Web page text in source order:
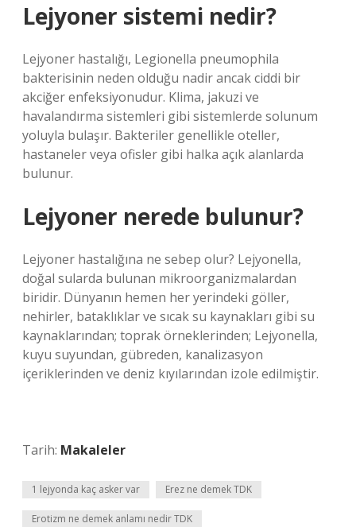
Lejyoner sistemi nedir?
Lejyoner hastalığı, Legionella pneumophila
bakterisinin neden olduğu nadir ancak ciddi bir
akciğer enfeksiyonudur. Klima, jakuzi ve
havalandırma sistemleri gibi sistemlerde solunum
yoluyla bulaşır. Bakteriler genellikle oteller,
hastaneler veya ofisler gibi halka açık alanlarda
bulunur.
Lejyoner nerede bulunur?
Lejyoner hastalığına ne sebep olur? Lejyonella,
doğal sularda bulunan mikroorganizmalardan
biridir. Dünyanın hemen her yerindeki göller,
nehirler, bataklıklar ve sıcak su kaynakları gibi su
kaynaklarından; toprak örneklerinden; Lejyonella,
kuyu suyundan, gübreden, kanalizasyon
içeriklerinden ve deniz kıyılarından izole edilmiştir.
Tarih: Makaleler
1 lejyonda kaç asker var Erez ne demek TDK
Erotizm ne demek anlamı nedir TDK